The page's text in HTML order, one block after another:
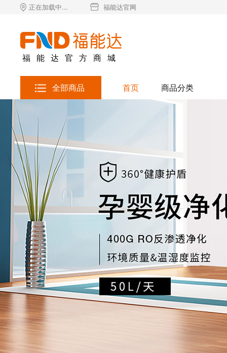
正在加载中... 福能达官网
福能达官方商城
全部商品 首页 商品分类